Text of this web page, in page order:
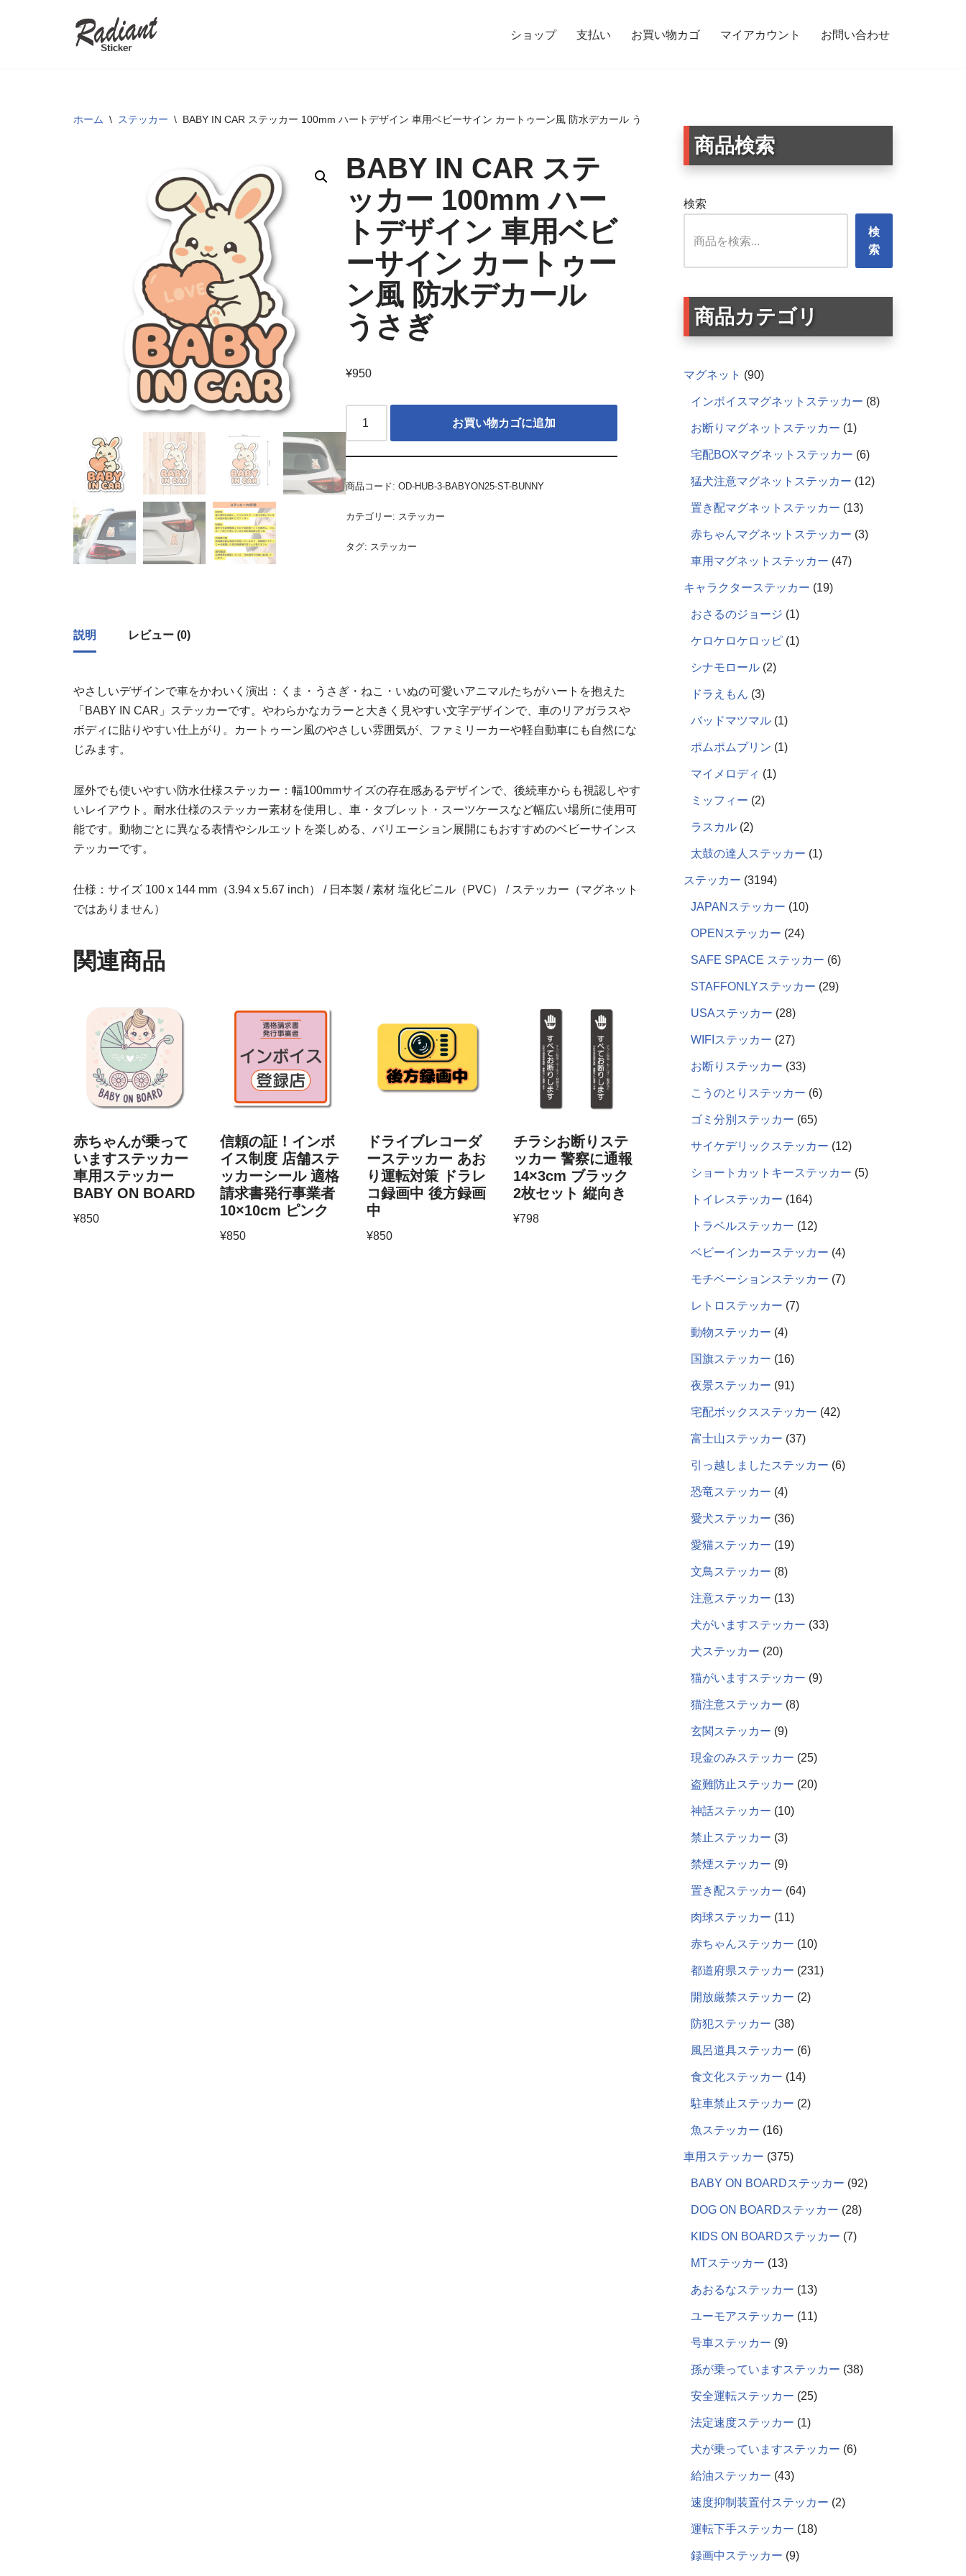
ショップ 支払い お買い物カゴ マイアカウント お問い合わせ
ホーム \ ステッカー \ BABY IN CAR ステッカー 100mm ハートデザイン 車用ベビーサイン カートゥーン風 防水デカール うさぎ
BABY IN CAR ステ
ッカー 100mm ハー
トデザイン 車用ベビ
ーサイン カートゥー
ン風 防水デカール
うさぎ
¥950
お買い物カゴに追加
商品コード: OD-HUB-3-BABYON25-ST-BUNNY
カテゴリー: ステッカー
タグ: ステッカー
説明 レビュー (0)
やさしいデザインで車をかわいく演出：くま・うさぎ・ねこ・いぬの可愛いアニマルたちがハートを抱えた
「BABY IN CAR」ステッカーです。やわらかなカラーと大きく見やすい文字デザインで、車のリアガラスや
ボディに貼りやすい仕上がり。カートゥーン風のやさしい雰囲気が、ファミリーカーや軽自動車にも自然にな
じみます。
屋外でも使いやすい防水仕様ステッカー：幅100mmサイズの存在感あるデザインで、後続車からも視認しやす
いレイアウト。耐水仕様のステッカー素材を使用し、車・タブレット・スーツケースなど幅広い場所に使用可
能です。動物ごとに異なる表情やシルエットを楽しめる、バリエーション展開にもおすすめのベビーサインス
テッカーです。
仕様：サイズ 100 x 144 mm（3.94 x 5.67 inch） / 日本製 / 素材 塩化ビニル（PVC） / ステッカー（マグネット
ではありません）
関連商品
赤ちゃんが乗って
いますステッカー
車用ステッカー
BABY ON BOARD
¥850
信頼の証！インボ
イス制度 店舗ステ
ッカーシール 適格
請求書発行事業者
10×10cm ピンク
¥850
ドライブレコーダ
ーステッカー あお
り運転対策 ドラレ
コ録画中 後方録画
中
¥850
チラシお断りステ
ッカー 警察に通報
14×3cm ブラック
2枚セット 縦向き
¥798
商品検索
検索
検
索
商品カテゴリ
マグネット 90
インボイスマグネットステッカー 8
お断りマグネットステッカー 1
宅配BOXマグネットステッカー 6
猛犬注意マグネットステッカー 12
置き配マグネットステッカー 13
赤ちゃんマグネットステッカー 3
車用マグネットステッカー 47
キャラクターステッカー 19
おさるのジョージ 1
ケロケロケロッピ 1
シナモロール 2
ドラえもん 3
バッドマツマル 1
ポムポムプリン 1
マイメロディ 1
ミッフィー 2
ラスカル 2
太鼓の達人ステッカー 1
ステッカー 3194
JAPANステッカー 10
OPENステッカー 24
SAFE SPACE ステッカー 6
STAFFONLYステッカー 29
USAステッカー 28
WIFIステッカー 27
お断りステッカー 33
こうのとりステッカー 6
ゴミ分別ステッカー 65
サイケデリックステッカー 12
ショートカットキーステッカー 5
トイレステッカー 164
トラベルステッカー 12
ベビーインカーステッカー 4
モチベーションステッカー 7
レトロステッカー 7
動物ステッカー 4
国旗ステッカー 16
夜景ステッカー 91
宅配ボックスステッカー 42
富士山ステッカー 37
引っ越しましたステッカー 6
恐竜ステッカー 4
愛犬ステッカー 36
愛猫ステッカー 19
文鳥ステッカー 8
注意ステッカー 13
犬がいますステッカー 33
犬ステッカー 20
猫がいますステッカー 9
猫注意ステッカー 8
玄関ステッカー 9
現金のみステッカー 25
盗難防止ステッカー 20
神話ステッカー 10
禁止ステッカー 3
禁煙ステッカー 9
置き配ステッカー 64
肉球ステッカー 11
赤ちゃんステッカー 10
都道府県ステッカー 231
開放厳禁ステッカー 2
防犯ステッカー 38
風呂道具ステッカー 6
食文化ステッカー 14
駐車禁止ステッカー 2
魚ステッカー 16
車用ステッカー 375
BABY ON BOARDステッカー 92
DOG ON BOARDステッカー 28
KIDS ON BOARDステッカー 7
MTステッカー 13
あおるなステッカー 13
ユーモアステッカー 11
号車ステッカー 9
孫が乗っていますステッカー 38
安全運転ステッカー 25
法定速度ステッカー 1
犬が乗っていますステッカー 6
給油ステッカー 43
速度抑制装置付ステッカー 2
運転下手ステッカー 18
録画中ステッカー 9